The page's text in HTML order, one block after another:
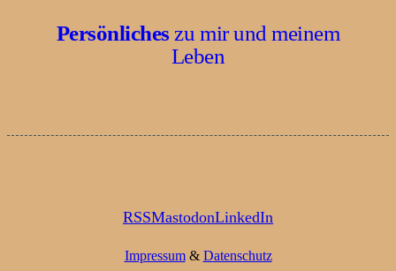
Persönliches zu mir und meinem
Leben
RSSMastodonLinkedIn
Impressum& Datenschutz